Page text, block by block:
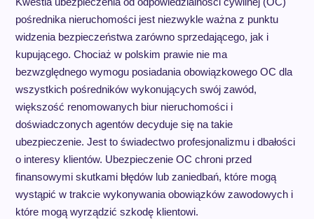
pośrednika nieruchomości jest niezwykle ważna z punktu
widzenia bezpieczeństwa zarówno sprzedającego, jak i
kupującego. Chociaż w polskim prawie nie ma
bezwzględnego wymogu posiadania obowiązkowego OC dla
wszystkich pośredników wykonujących swój zawód,
większość renomowanych biur nieruchomości i
doświadczonych agentów decyduje się na takie
ubezpieczenie. Jest to świadectwo profesjonalizmu i dbałości
o interesy klientów. Ubezpieczenie OC chroni przed
finansowymi skutkami błędów lub zaniedbań, które mogą
wystąpić w trakcie wykonywania obowiązków zawodowych i
które mogą wyrządzić szkodę klientowi.